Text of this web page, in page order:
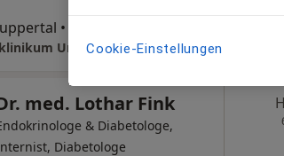
•
Helios Universitätsklinikum Universität Witten/ Herdecke Klinik f. Endokrine Chirurgie
med. Lothar Fink
& Diabetologe,
Diabetologe
Cookie-Einstellungen